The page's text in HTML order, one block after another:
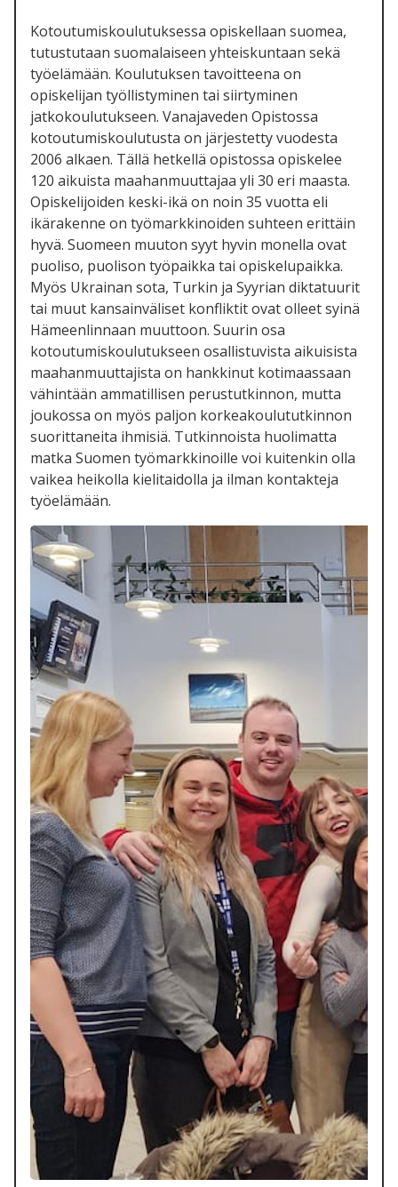
Kotoutumiskoulutuksessa opiskellaan suomea,
tutustutaan suomalaiseen yhteiskuntaan sekä
työelämään. Koulutuksen tavoitteena on
opiskelijan työllistyminen tai siirtyminen
jatkokoulutukseen. Vanajaveden Opistossa
kotoutumiskoulutusta on järjestetty vuodesta
2006 alkaen. Tällä hetkellä opistossa opiskelee
120 aikuista maahanmuuttajaa yli 30 eri maasta.
Opiskelijoiden keski-ikä on noin 35 vuotta eli
ikärakenne on työmarkkinoiden suhteen erittäin
hyvä. Suomeen muuton syyt hyvin monella ovat
puoliso, puolison työpaikka tai opiskelupaikka.
Myös Ukrainan sota, Turkin ja Syyrian diktatuurit
tai muut kansainväliset konfliktit ovat olleet syinä
Hämeenlinnaan muuttoon. Suurin osa
kotoutumiskoulutukseen osallistuvista aikuisista
maahanmuuttajista on hankkinut kotimaassaan
vähintään ammatillisen perustutkinnon, mutta
joukossa on myös paljon korkeakoulututkinnon
suorittaneita ihmisiä. Tutkinnoista huolimatta
matka Suomen työmarkkinoille voi kuitenkin olla
vaikea heikolla kielitaidolla ja ilman kontakteja
työelämään.